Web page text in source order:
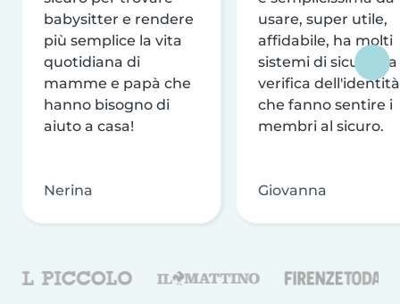
babysitter e rendere
più semplice la vita
quotidiana di
mamme e papà che
hanno bisogno di
aiuto a casa!
Nerina
usare, super utile,
affidabile, ha molti
sistemi di sicurezza
verifica dell'identità
che fanno sentire i
membri al sicuro.
Giovanna